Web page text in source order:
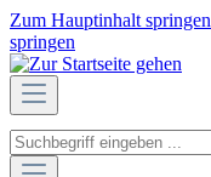
Zum Hauptinhalt springen
springen